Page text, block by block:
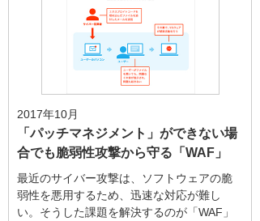
2017年10月
「パッチマネジメント」ができない場
合でも脆弱性攻撃から守る「WAF」
最近のサイバー攻撃は、ソフトウェアの脆
弱性を悪用するため、迅速な対応が難し
い。そうした課題を解決するのが「WAF」